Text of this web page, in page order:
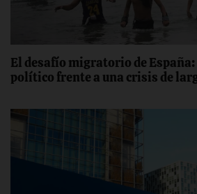
El desafío migratorio de
político frente a una crisis de